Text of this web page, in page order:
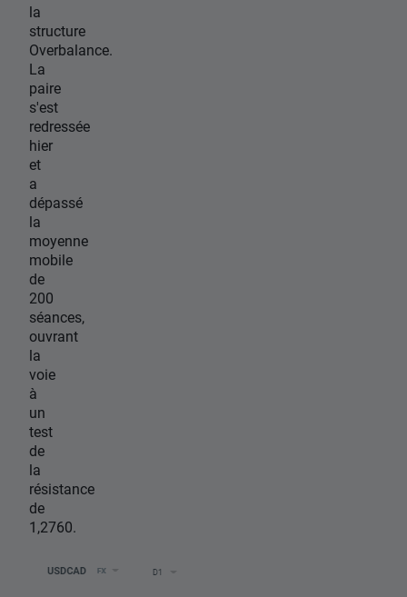
la
structure
Overbalance.
La
paire
s'est
redressée
hier
et
a
dépassé
la
moyenne
mobile
de
200
séances,
ouvrant
la
voie
à
un
test
de
la
résistance
de
1,2760.